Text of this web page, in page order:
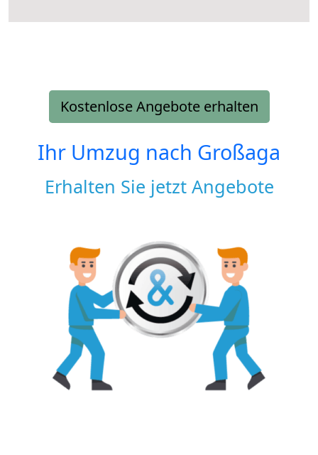
Kostenlose Angebote erhalten
Ihr Umzug nach Großaga
Erhalten Sie jetzt Angebote